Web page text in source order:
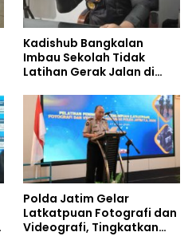
Kadishub Bangkalan
Imbau Sekolah Tidak
Latihan Gerak Jalan di
Polda Jatim Gelar
Latkatpuan Fotografi dan
Videografi, Tingkatkan